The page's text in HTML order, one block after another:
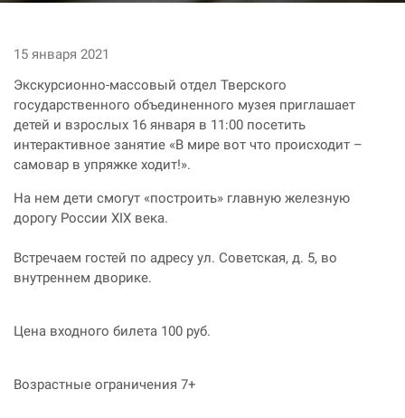
15 января 2021
Экскурсионно-массовый отдел Тверского
государственного объединенного музея приглашает
детей и взрослых 16 января в 11:00 посетить
интерактивное занятие «В мире вот что происходит –
самовар в упряжке ходит!».
На нем дети смогут «построить» главную железную
дорогу России XIX века.
Встречаем гостей по адресу ул. Советская, д. 5, во
внутреннем дворике.
Цена входного билета 100 руб.
Возрастные ограничения 7+